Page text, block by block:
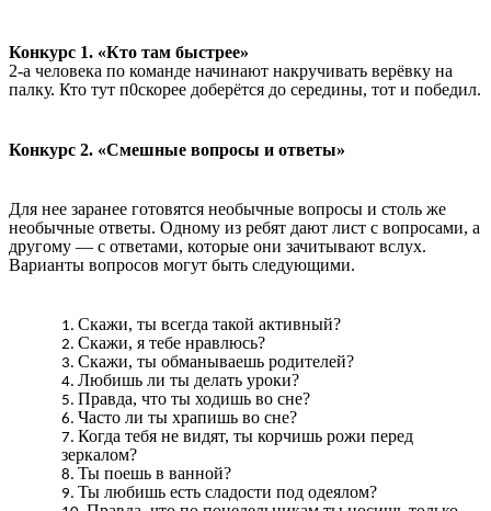
Конкурс 1. «Кто там быстрее»
2-а человека по команде начинают накручивать верёвку на
палку. Кто тут п0скорее доберётся до середины, тот и победил.
Конкурс 2. «Смешные вопросы и ответы»
Для нее заранее готовятся необычные вопросы и столь же
необычные ответы. Одному из ребят дают лист с вопросами, а
другому — с ответами, которые они зачитывают вслух.
Варианты вопросов могут быть следующими.
Скажи, ты всегда такой активный?
Скажи, я тебе нравлюсь?
Скажи, ты обманываешь родителей?
Любишь ли ты делать уроки?
Правда, что ты ходишь во сне?
Часто ли ты храпишь во сне?
Когда тебя не видят, ты корчишь рожи перед
зеркалом?
Ты поешь в ванной?
Ты любишь есть сладости под одеялом?